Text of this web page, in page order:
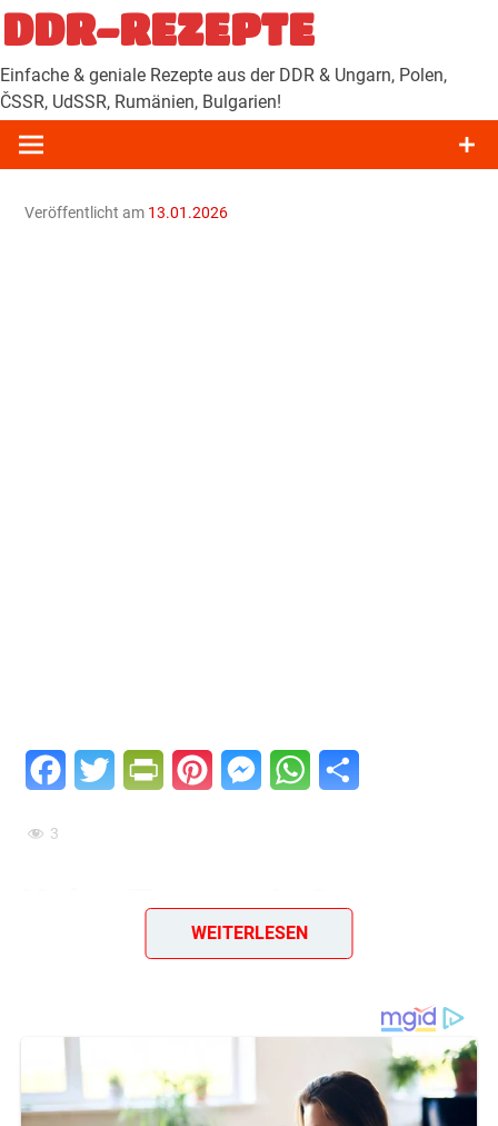
Zum
Inhalt
springen
DDR-REZEPTE
Einfache & geniale Rezepte aus der DDR & Ungarn, Polen,
ČSSR, UdSSR, Rumänien, Bulgarien!
Veröffentlicht am 13.01.2026
FacebookTwitter PrintFriendly
PinterestMessengerWhatsApp
3
Kuba-Toast mit Orange
und Käse
herzhaften
geschmolzenen Käsezu
einer überraschend stimmigen Kombination verbindet. Die
leichtsüß-säuerlichen Orangenscheiben
bilden einen
WEITERLESEN